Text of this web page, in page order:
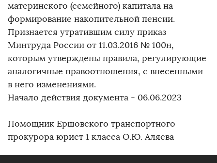
материнского (семейного) капитала на
формирование накопительной пенсии.
Признается утратившим силу приказ
Минтруда России от 11.03.2016 № 100н,
которым утверждены правила, регулирующие
аналогичные правоотношения, с внесенными
в него изменениями.
Начало действия документа - 06.06.2023
Помощник Ершовского транспортного
прокурора юрист 1 класса О.Ю. Аляева